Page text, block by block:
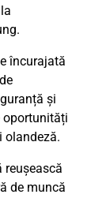
încurajată
și
oportunități
olandeză.
reușească
de muncă